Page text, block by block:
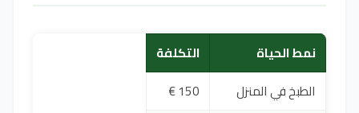
نمط الحياة
التكلفة
الطبخ في المنزل
150 €